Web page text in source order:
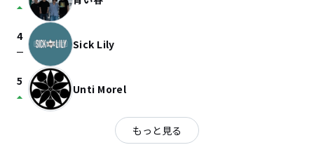
arrow_drop_up
4
check_indeterminate_small Sick Lily
5
arrow_drop_up Unti Morel
もっと見る